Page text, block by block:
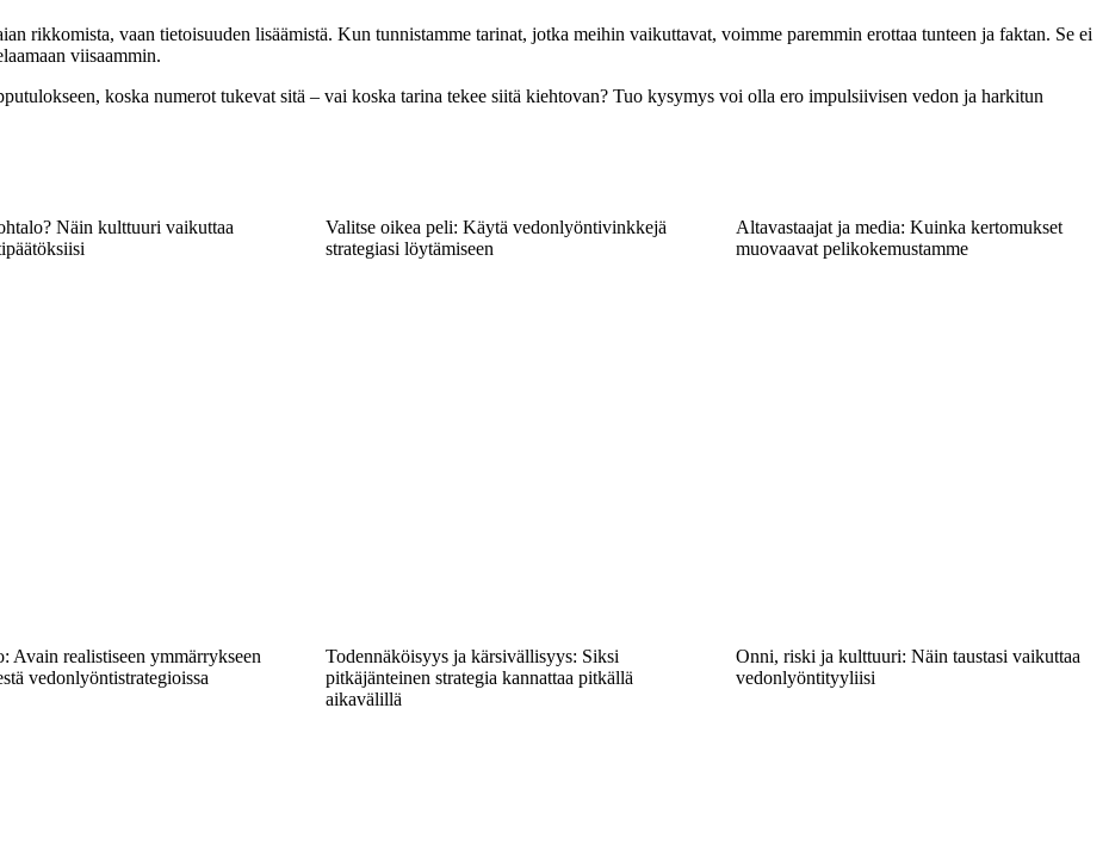
rikkomista, vaan tietoisuuden lisäämistä. Kun tunnistamme tarinat, jotka meihin vaikuttavat, voimme paremmin erottaa tunteen ja faktan. Se ei
viisaammin.
koska numerot tukevat sitä – vai koska tarina tekee siitä kiehtovan? Tuo kysymys voi olla ero impulsiivisen vedon ja harkitun
Näin kulttuuri vaikuttaa
Valitse oikea peli: Käytä vedonlyöntivinkkejä
strategiasi löytämiseen
Altavastaajat ja media: Kuinka kertomukset
muovaavat pelikokemustamme
Avain realistiseen ymmärrykseen
vedonlyöntistrategioissa
Todennäköisyys ja kärsivällisyys: Siksi
pitkäjänteinen strategia kannattaa pitkällä
aikavälillä
Onni, riski ja kulttuuri: Näin taustasi vaikuttaa
vedonlyöntityyliisi